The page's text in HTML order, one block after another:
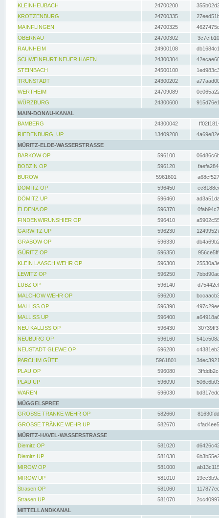
KLEINHEUBACH 24700200
KROTZENBURG
24700335
MAINFLINGEN
24700325
OBERNAU
24700302
RAUNHEIM
24900108
SCHWEINFURT NEUER HAFEN
24300304
STEINBACH
24500100
TRUNSTADT
24300202
WERTHEIM
24709089
WÜRZBURG
24300600
MAIN-DONAU-KANAL
BAMBERG
24300042
RIEDENBURG_UP
13409200
MÜRITZ-ELDE-WASSERSTRASSE
BARKOW OP
596100
BOBZIN OP
596120
BUROW
5961601
DÖMITZ OP
596450
DÖMITZ UP
596460
ELDENA OP
596370
FINDENWIRUNSHIER OP
596410
GARWITZ UP
596230
GRABOW OP
596330
GÜRITZ OP
596350
KLEIN LAASCH WEHR OP
596300
LEWITZ OP
596250
LÜBZ OP
596140
MALCHOW WEHR OP
596200
MALLISS OP
596390
MALLISS UP
596400
NEU KALLISS OP
596430
NEUBURG OP
596160
NEUSTADT GLEWE OP
596280
PARCHIM GÜTE
5961801
PLAU OP
596080
PLAU UP
596090
WAREN
596030
MÜGGELSPREE
GROSSE TRÄNKE WEHR OP
582660
GROSSE TRÄNKE WEHR UP
582670
MÜRITZ-HAVEL-WASSERSTRASSE
Diemitz OP
581020
Diemitz UP
581030
MIROW OP
581000
MIROW UP
581010
Strasen OP
581060
Strasen UP
581070
MITTELLANDKANAL